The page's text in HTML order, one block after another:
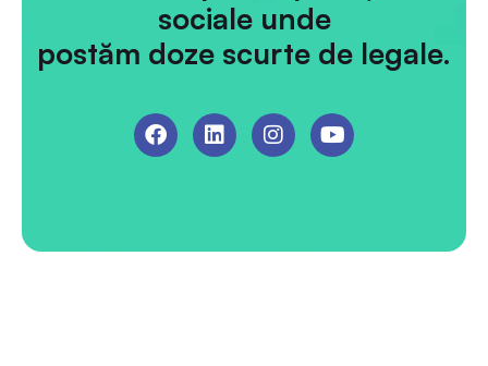
sociale unde
postăm doze scurte de legale.